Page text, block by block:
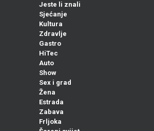
Jeste li znali
Sjećanje
Kultura
Zdravlje
Gastro
HiTec
Auto
Show
Sex i grad
Žena
Estrada
Zabava
Frljoka